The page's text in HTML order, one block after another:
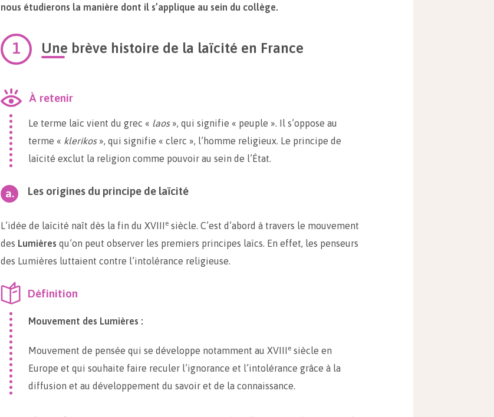
nous étudierons la manière dont il s’applique au sein du collège.
Une brève histoire de la laïcité en France
À retenir
Le terme laïc vient du grec « laos», qui signifie « peuple ». Il s’oppose au
terme « klerikos», qui signifie « clerc », l’homme religieux. Le principe de
laïcité exclut la religion comme pouvoir au sein de l’État.
Les origines du principe de laïcité
L’idée de laïcité naît dès la fin du XVIII e siècle. C’est d’abord à travers le mouvement
des Lumières qu’on peut observer les premiers principes laïcs. En effet, les penseurs
des Lumières luttaient contre l’intolérance religieuse.
Définition
Mouvement des Lumières :
Mouvement de pensée qui se développe notamment au XVIII e siècle en
Europe et qui souhaite faire reculer l’ignorance et l’intolérance grâce à la
diffusion et au développement du savoir et de la connaissance.